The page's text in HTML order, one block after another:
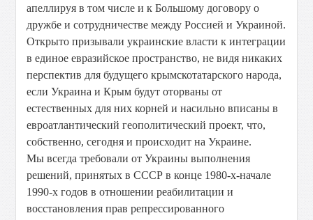
апеллируя в том числе и к Большому договору о
дружбе и сотрудничестве между Россией и Украиной.
Открыто призывали украинские власти к интеграции
в единое евразийское пространство, не видя никаких
перспектив для будущего крымскотатарского народа,
если Украина и Крым будут оторваны от
естественных для них корней и насильно вписаны в
евроатлантический геополитический проект, что,
собственно, сегодня и происходит на Украине.
Мы всегда требовали от Украины выполнения
решений, принятых в СССР в конце 1980-х-начале
1990-х годов в отношении реабилитации и
восстановления прав репрессированного